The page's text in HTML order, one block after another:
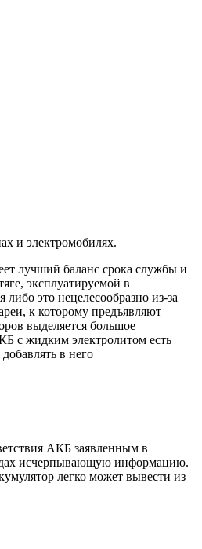
и электромобилях.
лучший баланс срока службы и
эксплуатируемой в
это нецелесообразно из-за
к которому предъявляют
выделяется большое
с жидким электролитом есть
в него
АКБ заявленным в
исчерпывающую информацию.
легко может вывести из